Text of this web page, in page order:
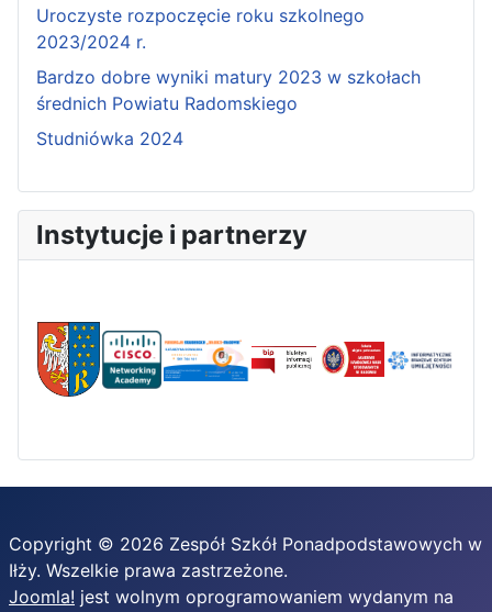
Uroczyste rozpoczęcie roku szkolnego
2023/2024 r.
Bardzo dobre wyniki matury 2023 w szkołach
średnich Powiatu Radomskiego
Studniówka 2024
Instytucje i partnerzy
Copyright © 2026 Zespół Szkół Ponadpodstawowych w
Iłży. Wszelkie prawa zastrzeżone.
Joomla! jest wolnym oprogramowaniem wydanym na